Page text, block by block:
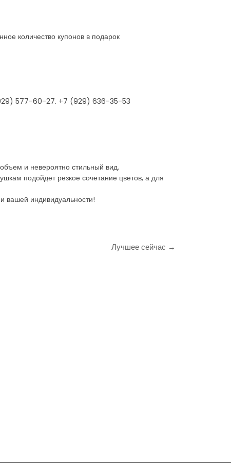
количество купонов в подарок
577-60-27. +7 (929) 636-35-53
и невероятно стильный вид.
подойдет резкое сочетание цветов, а для
вашей индивидуальности!
Лучшее сейчас →